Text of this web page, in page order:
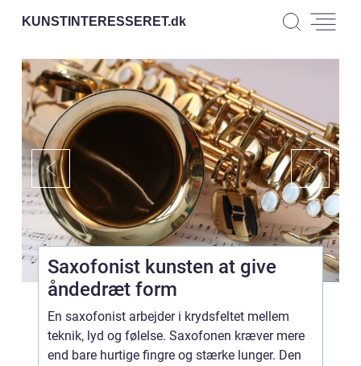
KUNSTINTERESSERET.dk
Saxofonist kunsten at give
åndedræt form
En saxofonist arbejder i krydsfeltet mellem
teknik, lyd og følelse. Saxofonen kræver mere
end bare hurtige fingre og stærke lunger. Den